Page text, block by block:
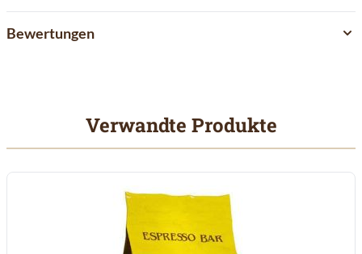
Bewertungen
Verwandte Produkte
Mit der Tabulatortaste können Sie durch die Elemente des
Clicken, um das Karussell zu überspringen
Clicken, um zur Karussell-Navigation zu gelangen